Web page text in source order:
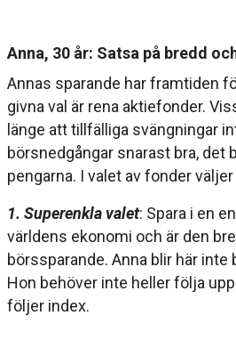
Anna, 30 år: Satsa på bredd
Annas sparande har framtiden
givna val är rena aktiefonder.
länge att tillfälliga svängningar
börsnedgångar snarast bra, det
pengarna. I valet av fonder
1. Superenkla valet: Spara i en
världens ekonomi och är den
börssparande. Anna blir här inte
Hon behöver inte heller följa
följer index.